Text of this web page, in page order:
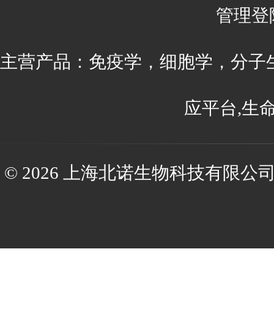
管理登
主营产品：免疫学，细胞学，分
应平台,生
© 2026 上海北诺生物科技有限公